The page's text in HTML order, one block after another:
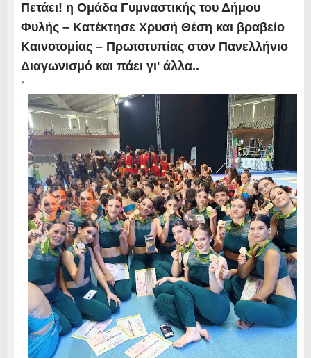
Πετάει! η Ομάδα Γυμναστικής του Δήμου
Φυλής – Κατέκτησε Χρυσή Θέση και βραβείο
Καινοτομίας – Πρωτοτυπίας στον Πανελλήνιο
Διαγωνισμό και πάει γι' άλλα..
›